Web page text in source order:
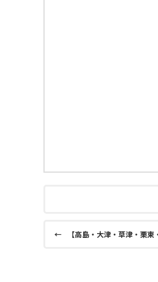
← 【高島・大津・草津・栗